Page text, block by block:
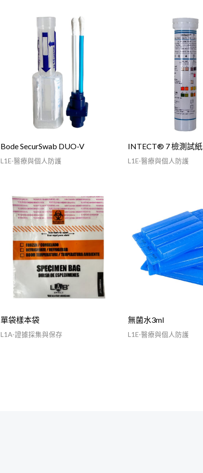
Bode SecurSwab DUO-V
L1E-醫療與個人防護
INTECT® 7 檢測試紙
L1E-醫療與個人防護
單袋樣本袋
L1A-證據採集與保存
無菌水3ml
L1E-醫療與個人防護